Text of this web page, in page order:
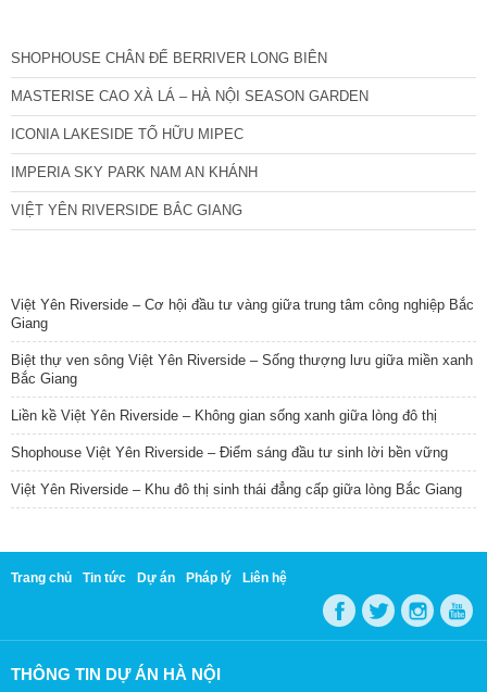
SHOPHOUSE CHÂN ĐẾ BERRIVER LONG BIÊN
MASTERISE CAO XÀ LÁ – HÀ NỘI SEASON GARDEN
ICONIA LAKESIDE TỐ HỮU MIPEC
IMPERIA SKY PARK NAM AN KHÁNH
VIỆT YÊN RIVERSIDE BẮC GIANG
Việt Yên Riverside – Cơ hội đầu tư vàng giữa trung tâm công nghiệp Bắc
Giang
Biệt thự ven sông Việt Yên Riverside – Sống thượng lưu giữa miền xanh
Bắc Giang
Liền kề Việt Yên Riverside – Không gian sống xanh giữa lòng đô thị
Shophouse Việt Yên Riverside – Điểm sáng đầu tư sinh lời bền vững
Việt Yên Riverside – Khu đô thị sinh thái đẳng cấp giữa lòng Bắc Giang
Trang chủ Tin tức Dự án Pháp lý Liên hệ
THÔNG TIN DỰ ÁN HÀ NỘI